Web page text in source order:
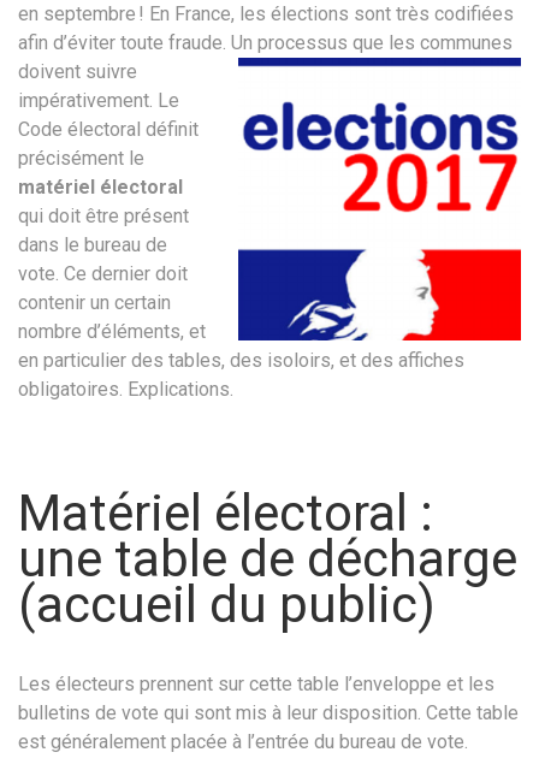
en septembre ! En France, les élections sont très codifiées
afin d’éviter toute fraude. Un processus que les communes
doivent suivre
impérativement. Le
Code électoral définit
précisément le
matériel électoral
qui doit être présent
dans le bureau de
vote. Ce dernier doit
contenir un certain
nombre d’éléments, et
en particulier des tables, des isoloirs, et des affiches
obligatoires. Explications.
Matériel électoral :
une table de décharge
(accueil du public)
Les électeurs prennent sur cette table l’enveloppe et les
bulletins de vote qui sont mis à leur disposition. Cette table
est généralement placée à l’entrée du bureau de vote.